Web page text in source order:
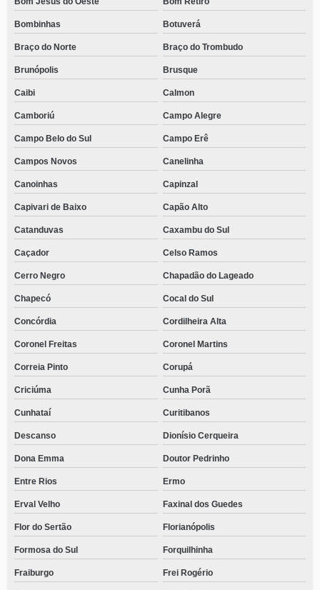
Bombinhas Botuverá
Braço do Norte Braço do Trombudo
Brunópolis Brusque
Caibi Calmon
Camboriú Campo Alegre
Campo Belo do Sul Campo Erê
Campos Novos Canelinha
Canoinhas Capinzal
Capivari de Baixo Capão Alto
Catanduvas Caxambu do Sul
Caçador Celso Ramos
Cerro Negro Chapadão do Lageado
Chapecó Cocal do Sul
Concórdia Cordilheira Alta
Coronel Freitas Coronel Martins
Correia Pinto Corupá
Criciúma Cunha Porã
Cunhataí Curitibanos
Descanso Dionísio Cerqueira
Dona Emma Doutor Pedrinho
Entre Rios Ermo
Erval Velho Faxinal dos Guedes
Flor do Sertão Florianópolis
Formosa do Sul Forquilhinha
Fraiburgo Frei Rogério